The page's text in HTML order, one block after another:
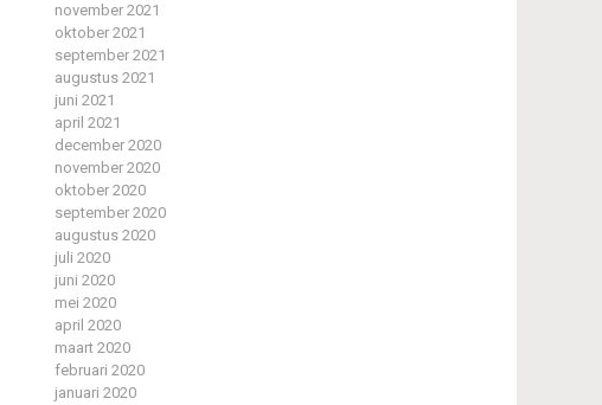
november 2021
oktober 2021
september 2021
augustus 2021
juni 2021
april 2021
december 2020
november 2020
oktober 2020
september 2020
augustus 2020
juli 2020
juni 2020
mei 2020
april 2020
maart 2020
februari 2020
januari 2020